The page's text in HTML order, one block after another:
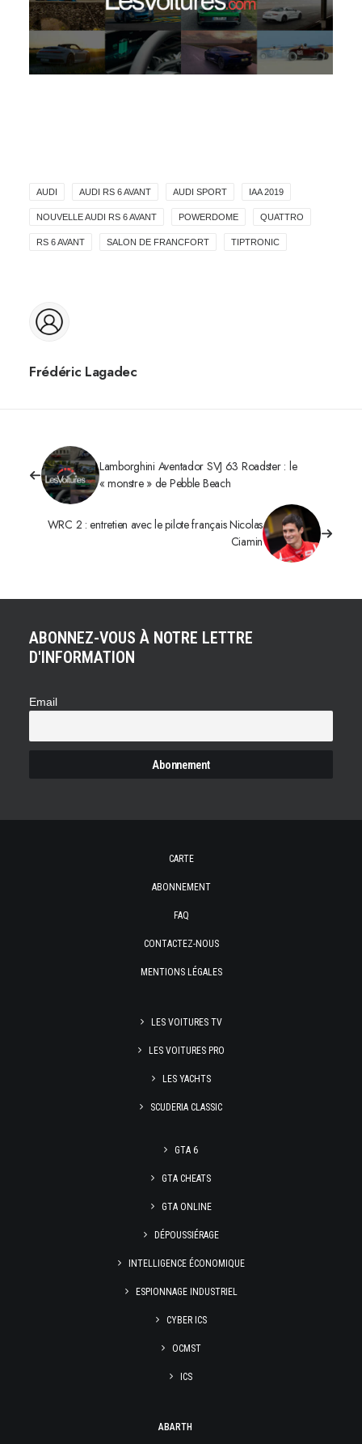
AUDI AUDI RS 6 AVANT AUDI SPORT IAA 2019
NOUVELLE AUDI RS 6 AVANT POWERDOME QUATTRO
RS 6 AVANT SALON DE FRANCFORT TIPTRONIC
Frédéric Lagadec
Lamborghini Aventador SVJ 63 Roadster : le
« monstre » de Pebble Beach
WRC 2 : entretien avec le pilote français Nicolas
Ciamin
ABONNEZ-VOUS À NOTRE LETTRE
D'INFORMATION
Email
CARTE
ABONNEMENT
FAQ
CONTACTEZ-NOUS
MENTIONS LÉGALES
LES VOITURES TV
LES VOITURES PRO
LES YACHTS
SCUDERIA CLASSIC
GTA 6
GTA CHEATS
GTA ONLINE
DÉPOUSSIÉRAGE
INTELLIGENCE ÉCONOMIQUE
ESPIONNAGE INDUSTRIEL
CYBER ICS
OCMST
ICS
ABARTH